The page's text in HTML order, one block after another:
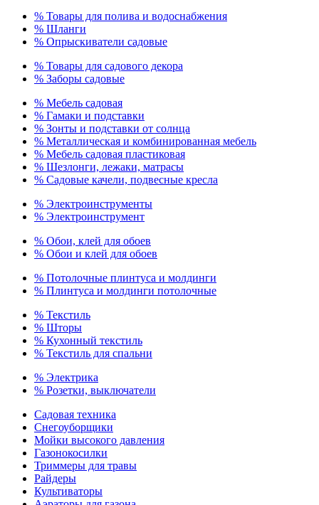
% Товары для полива и водоснабжения
% Шланги
% Опрыскиватели садовые
% Товары для садового декора
% Заборы садовые
% Мебель садовая
% Гамаки и подставки
% Зонты и подставки от солнца
% Металлическая и комбинированная мебель
% Мебель садовая пластиковая
% Шезлонги, лежаки, матрасы
% Садовые качели, подвесные кресла
% Электроинструменты
% Электроинструмент
% Обои, клей для обоев
% Обои и клей для обоев
% Потолочные плинтуса и молдинги
% Плинтуса и молдинги потолочные
% Текстиль
% Шторы
% Кухонный текстиль
% Текстиль для спальни
% Электрика
% Розетки, выключатели
Садовая техника
Снегоуборщики
Мойки высокого давления
Газонокосилки
Триммеры для травы
Райдеры
Культиваторы